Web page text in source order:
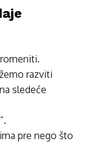
razviti
sledeće
pre nego što